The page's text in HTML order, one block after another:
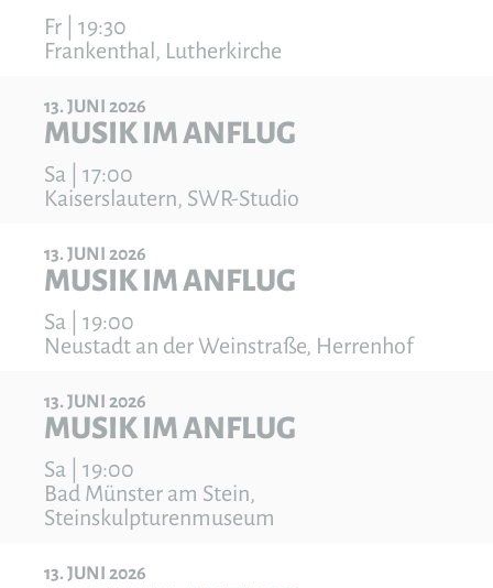
Fr | 19:30
Frankenthal, Lutherkirche
13 JUNI 2026
MUSIK IM ANFLUG
Sa | 17:00
Kaiserslautern, SWR-Studio
13 JUNI 2026
MUSIK IM ANFLUG
Sa | 19:00
Neustadt an der Weinstraße, Herrenhof
13 JUNI 2026
MUSIK IM ANFLUG
Sa | 19:00
Bad Münster am Stein,
Steinskulpturenmuseum
13 JUNI 2026